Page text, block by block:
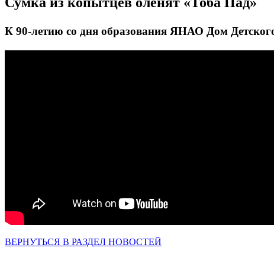
К 90-летию со дня образования ЯНАО Дом
ВЕРНУТЬСЯ В РАЗДЕЛ НОВОСТЕЙ